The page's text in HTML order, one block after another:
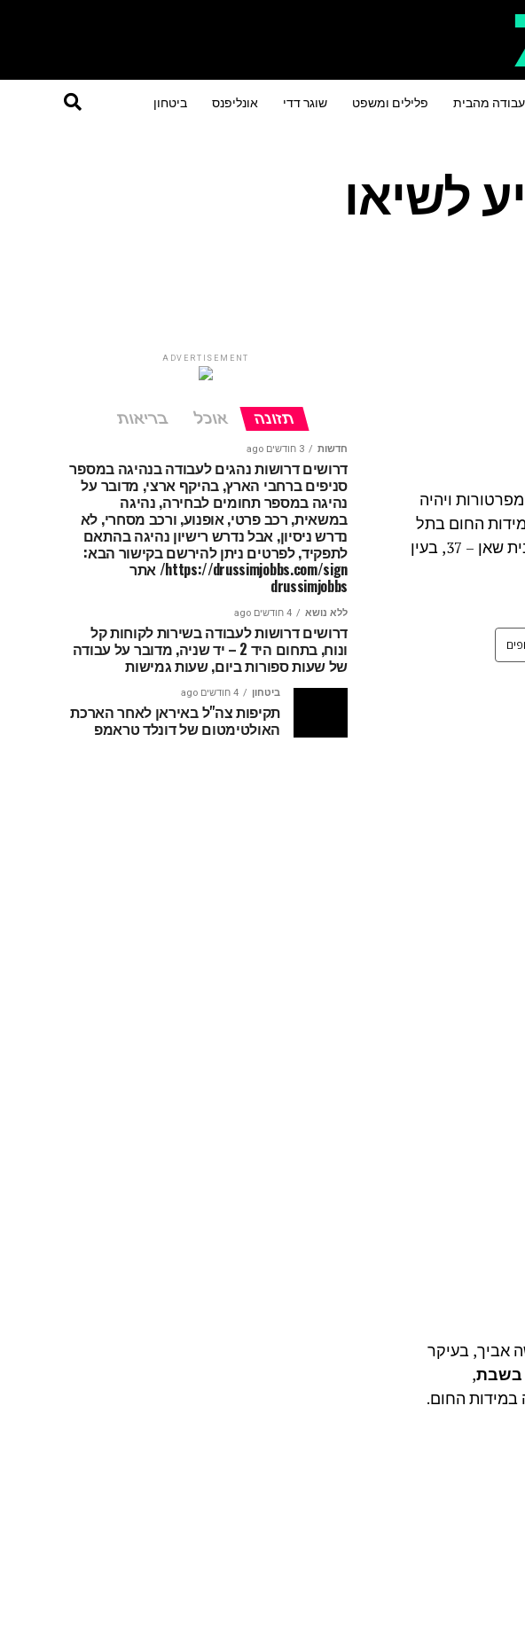
עבודה מהבית פלילים ומשפט שוגר דדי אונליפנס ביטחון
לשיאו
ויהיה
החום בתל
אביב יגיעו ל-32 מעלות, בירושלים – 30, בחיפה – 32, בטבריה – 28, בצפת – 28, בבית שאן – 37, בעין
אביך, בעיקר
בשבת,
במידות החום.
ADVERTISEMENT
תזונה אוכל בריאות
חדשות 3 חודשים ago
דרושים דרושות נהגים לעבודה בנהיגה במספר
סניפים ברחבי הארץ, בהיקף ארצי, מדובר על
נהיגה במספר תחומים לבחירה, נהיגה
במשאית, רכב פרטי, אופנוע, ורכב מסחרי, לא
נדרש ניסיון, אבל נדרש רישיון נהיגה בהתאם
לתפקיד, לפרטים ניתן להירשם בקישור הבא:
https://drussimjobbs.com/sign/ אתר
drussimjobbs
ללא נושא 4 חודשים ago
דרושים דרושות לעבודה בשירות לקוחות קל
ונוח, בתחום היד 2 – יד שניה, מדובר על עבודה
של שעות ספורות ביום, שעות גמישות
ביטחון 4 חודשים ago
תקיפות צה"ל באיראן לאחר הארכת
האולטימטום של דונלד טראמפ